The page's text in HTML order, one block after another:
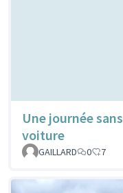
Une journée sans
voiture
GAILLARD
0 7